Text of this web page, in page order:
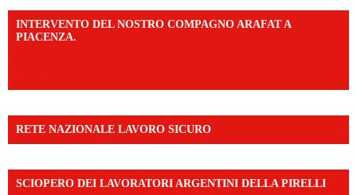
INTERVENTO DEL NOSTRO COMPAGNO ARAFAT A
PIACENZA.
RETE NAZIONALE LAVORO SICURO
SCIOPERO DEI LAVORATORI ARGENTINI DELLA PIRELLI